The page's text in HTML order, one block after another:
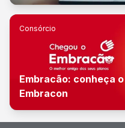
Consórcio
Embracão: conheça
Embracon